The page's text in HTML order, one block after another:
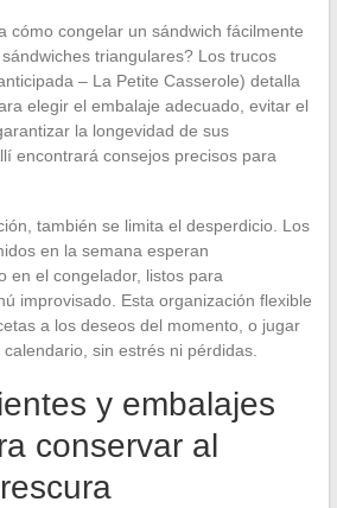
cómo congelar un sándwich fácilmente
triangulares? Los trucos
– La Petite Casserole) detalla
elegir el embalaje adecuado, evitar el
la longevidad de sus
encontrará consejos precisos para
también se limita el desperdicio. Los
en la semana esperan
en el congelador, listos para
improvisado. Esta organización flexible
a los deseos del momento, o jugar
sin estrés ni pérdidas.
y embalajes
conservar al